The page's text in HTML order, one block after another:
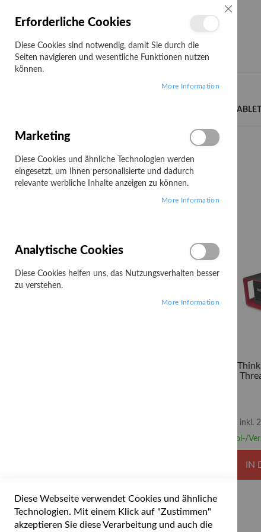
NOTEBOOKS/
Startseite P8
P8
1Artikel
Lenovo
x Ryzen
inkl.
Abhol-/
IN
Erforderliche Cookies
Diese Cookies sind notwendig, damit Sie durch die
Seiten navigieren und wesentliche Funktionen nutzen
können.
More Information
Marketing
Diese Cookies und ähnliche Technologien werden
eingesetzt, um Ihnen personalisierte und dadurch
relevante werbliche Inhalte anzeigen zu können.
More Information
Analytische Cookies
Diese Cookies helfen uns, das Nutzungsverhalten besser
zu verstehen.
More Information
Diese Webseite verwendet Cookies und ähnliche
Technologien. Mit einem Klick auf "Zustimmen"
akzeptieren Sie diese Verarbeitung und auch die